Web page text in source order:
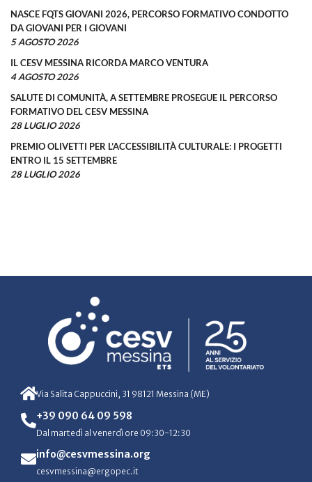
NASCE FQTS GIOVANI 2026, PERCORSO FORMATIVO CONDOTTO
DA GIOVANI PER I GIOVANI
5 AGOSTO 2026
IL CESV MESSINA RICORDA MARCO VENTURA
4 AGOSTO 2026
SALUTE DI COMUNITÀ, A SETTEMBRE PROSEGUE IL PERCORSO
FORMATIVO DEL CESV MESSINA
28 LUGLIO 2026
PREMIO OLIVETTI PER L’ACCESSIBILITÀ CULTURALE: I PROGETTI
ENTRO IL 15 SETTEMBRE
28 LUGLIO 2026
Via Salita Cappuccini, 31 98121 Messina (ME)
+39 090 64 09 598
Dal martedì al venerdì ore 09:30-12:30
info@cesvmessina.org
cesvmessina@ergopec.it